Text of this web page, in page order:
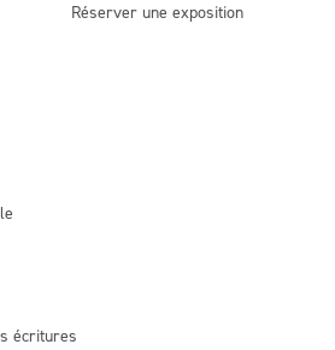
Réserver une exposition
écritures